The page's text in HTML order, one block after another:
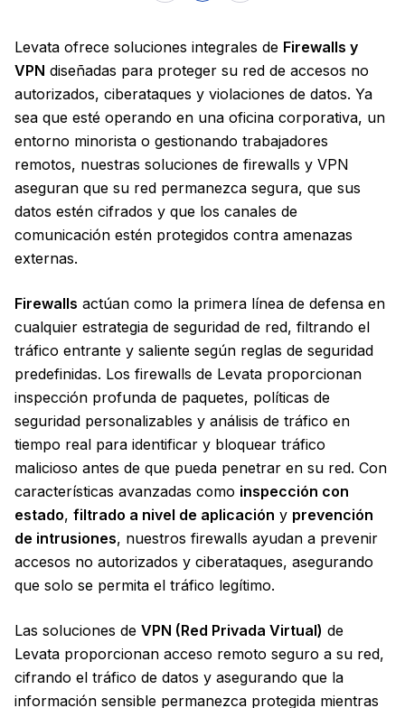
Levata ofrece soluciones integrales de Firewalls y
VPN diseñadas para proteger su red de accesos no
autorizados, ciberataques y violaciones de datos. Ya
sea que esté operando en una oficina corporativa, un
entorno minorista o gestionando trabajadores
remotos, nuestras soluciones de firewalls y VPN
aseguran que su red permanezca segura, que sus
datos estén cifrados y que los canales de
comunicación estén protegidos contra amenazas
externas.
Firewalls actúan como la primera línea de defensa en
cualquier estrategia de seguridad de red, filtrando el
tráfico entrante y saliente según reglas de seguridad
predefinidas. Los firewalls de Levata proporcionan
inspección profunda de paquetes, políticas de
seguridad personalizables y análisis de tráfico en
tiempo real para identificar y bloquear tráfico
malicioso antes de que pueda penetrar en su red. Con
características avanzadas como inspección con
estado, filtrado a nivel de aplicación y prevención
de intrusiones, nuestros firewalls ayudan a prevenir
accesos no autorizados y ciberataques, asegurando
que solo se permita el tráfico legítimo.
Las soluciones de VPN (Red Privada Virtual) de
Levata proporcionan acceso remoto seguro a su red,
cifrando el tráfico de datos y asegurando que la
información sensible permanezca protegida mientras